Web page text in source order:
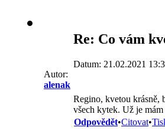
Autor:
alenak
Re: Co vám
Datum: 21.02.2021
Regino, kvetou krásně,
všech kytek. Už je
Odpovědět•Citovat•